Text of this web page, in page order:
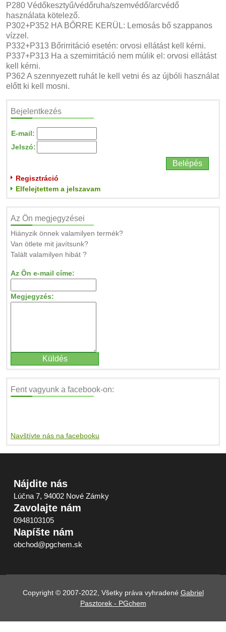
P280 Védőkesztyű/védőruha/szemvédő/arcvédő
használata kötelező.
P302+P352 HA BŐRRE KERÜL: Lemosás bő szappanos
vízzel.
P332+P313 Bőrirritáció esetén: orvosi ellátást kell kérni.
P337+P313 Ha a szemirritáció nem múlik el: orvosi ellátást
kell kérni.
P362 A szennyezett ruhát le kell vetni és az újbóli használat
előtt ki kell mosni.
Bejelentkezés
E-mail:
Jelszó:
Regisztráció
Elfelejtettem a jelszavam
Az Ön megjegyzései
Hiányzik önnek valamilyen termék?
Van ötlete mit javítsunk?
Talált valamilyen hibát ?
Az Ön e-mail címe:
Megjegyzés:
Fent vagyunk a facebook-on:
Navštívte nás na facebooku
Nájdite nás
Lúčna 7, 94002 Nové Zámky
Zavolajte nám
0948103105
Napíšte nám
obchod@pgchem.sk
Copyright © 2007-2022, Všetky práva vyhradené Gabriel
Pasztorek - PGchem